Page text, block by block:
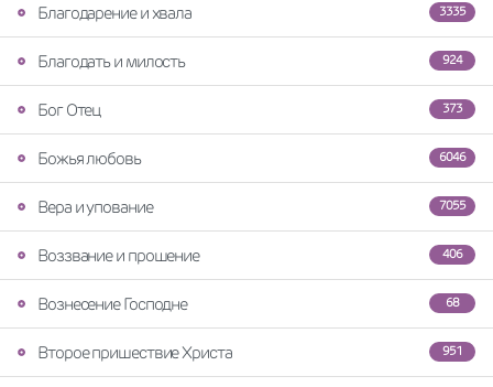
3335
Благодарение и хвала
924
Благодать и милость
373
Бог Отец
6046
Божья любовь
7055
Вера и упование
406
Воззвание и прошение
68
Вознесение Господне
951
Второе пришествие Христа